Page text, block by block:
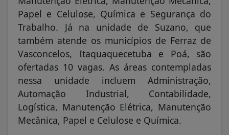
Papel e Celulose, Química e Segurança do
Trabalho. Já na unidade de Suzano, que
também atende os municípios de Ferraz de
Vasconcelos, Itaquaquecetuba e Poá, são
ofertadas 10 vagas. As áreas contempladas
nessa unidade incluem Administração,
Automação Industrial, Contabilidade,
Logística, Manutenção Elétrica, Manutenção
Mecânica, Papel e Celulose e Química.